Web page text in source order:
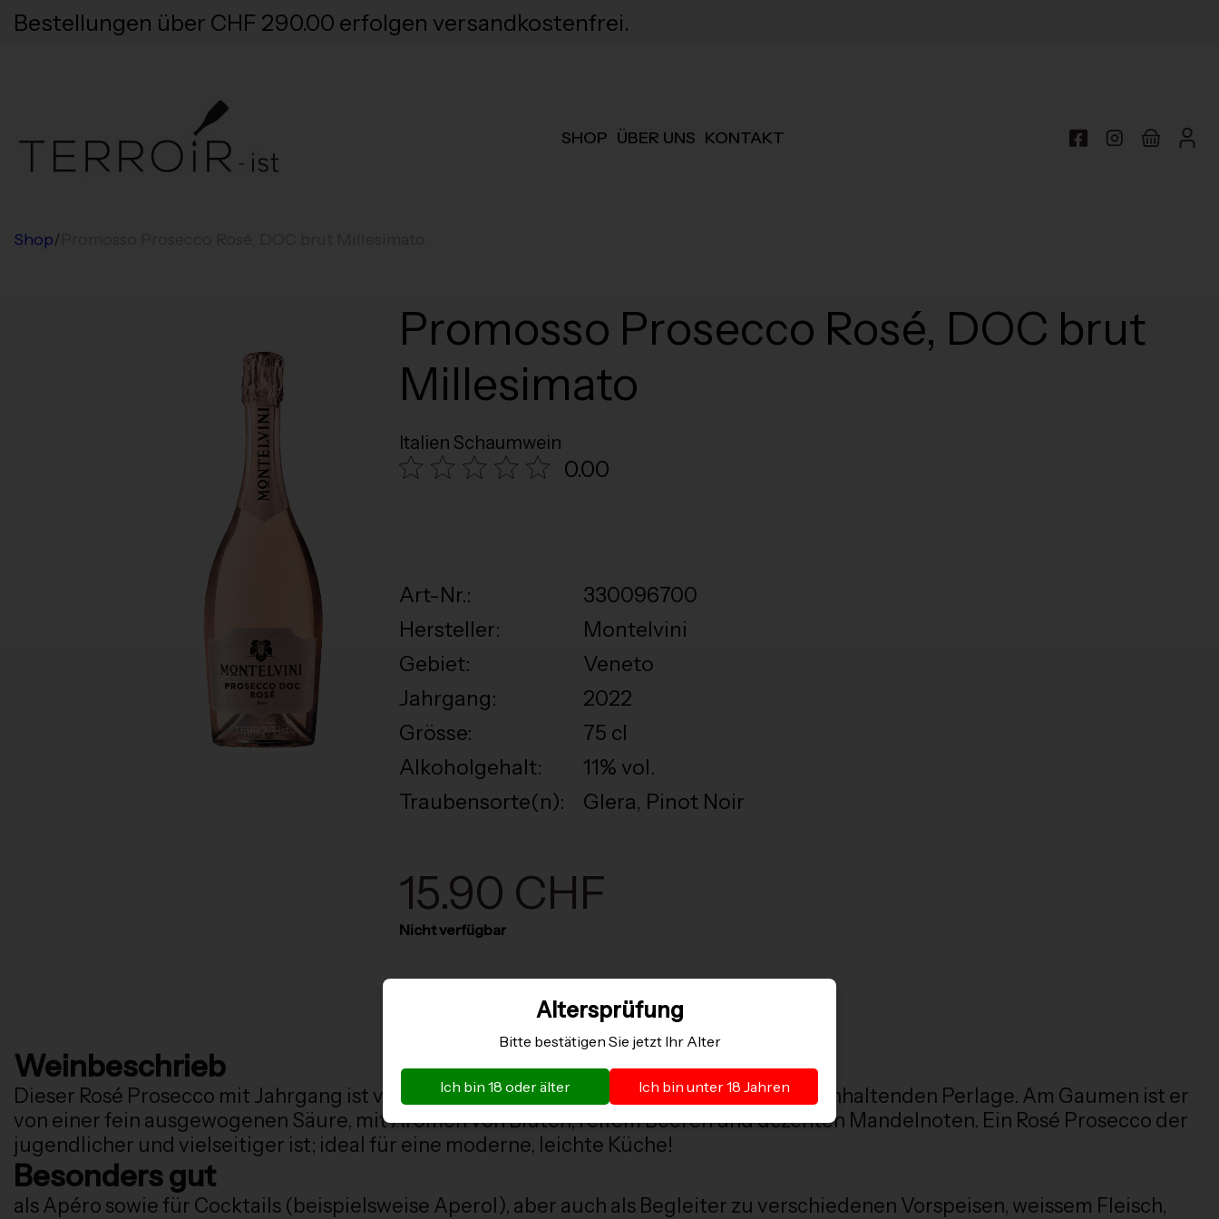
Altersprüfung
Bitte bestätigen Sie jetzt Ihr Alter
Ich bin 18 oder älter Ich bin unter 18 Jahren
Bestellungen über CHF 290.00 erfolgen versandkostenfrei.
SHOP ÜBER UNS KONTAKT
Shop/
Promosso Prosecco Rosé, DOC brut
Millesimato
Italien Schaumwein
0.00
Art-Nr.:
330096700
Hersteller:
Montelvini
Gebiet:
Veneto
Jahrgang:
2022
Grösse:
75 cl
Alkoholgehalt:
11% vol.
Traubensorte(n):
Glera, Pinot Noir
15.90 CHF
Nicht verfügbar
Weinbeschrieb
Dieser Rosé Prosecco mit Jahrgang ist von schöner Helle-Rosa mit einer subtilen, lang-anhaltenden Perlage. Am Gaumen ist er
von einer fein ausgewogenen Säure, mit Aromen von Blüten, reifem Beeren und dezenten Mandelnoten. Ein Rosé Prosecco der
jugendlicher und vielseitiger ist; ideal für eine moderne, leichte Küche!
Besonders gut
als Apéro sowie für Cocktails (beispielsweise Aperol), aber auch als Begleiter zu verschiedenen Vorspeisen, weissem Fleisch,